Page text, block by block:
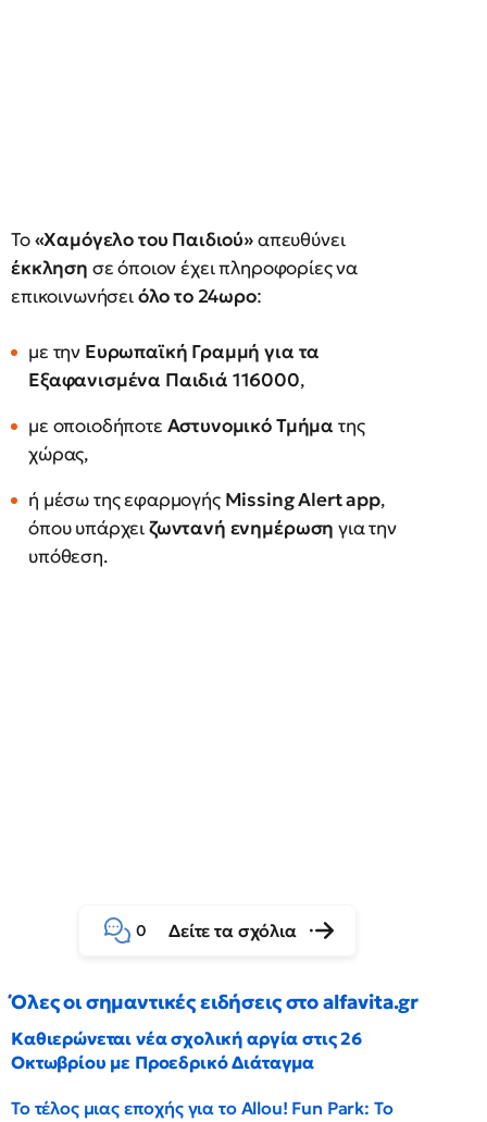
Το«Χαμόγελο του Παιδιού»απευθύνει
έκκληση σε όποιον έχει πληροφορίες να
επικοινωνήσειόλο το 24ωρο:
με την Ευρωπαϊκή Γραμμή για τα
Εξαφανισμένα Παιδιά 116000,
με οποιοδήποτε Αστυνομικό Τμήμα της
χώρας,
ή μέσω της εφαρμογής MissingAlertapp,
όπου υπάρχειζωντανή ενημέρωση για την
υπόθεση.
0 Δείτε τα σχόλια
Όλες οι σημαντικές ειδήσεις στο alfavita.gr
Καθιερώνεται νέα σχολική αργία στις 26
Οκτωβρίου με Προεδρικό Διάταγμα
Το τέλος μιας εποχής για το Allou! Fun Park: Το